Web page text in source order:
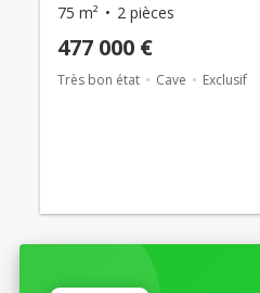
75 m² 2 pièces
477 000 €
Très bon état Cave Exclusif